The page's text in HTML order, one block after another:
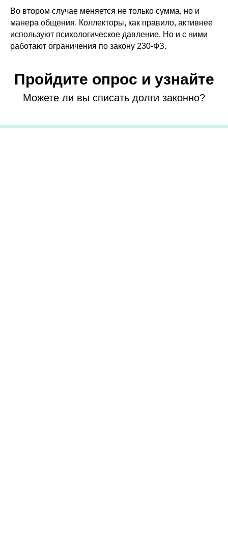
Во втором случае меняется не только сумма, но и
манера общения. Коллекторы, как правило, активнее
используют психологическое давление. Но и с ними
работают ограничения по закону 230-ФЗ.
Пройдите опрос и узнайте
Можете ли вы списать долги законно?